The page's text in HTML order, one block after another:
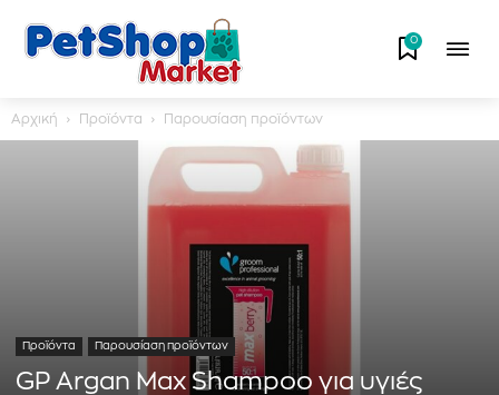
0
Αρχική Προϊόντα Παρουσίαση προϊόντων
Προϊόντα Παρουσίαση προϊόντων
GP Argan Max Shampoo για υγιές